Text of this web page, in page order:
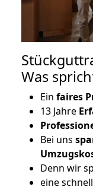
Was
Ein faires
13 Jahre
Bei uns
Denn wir
eine